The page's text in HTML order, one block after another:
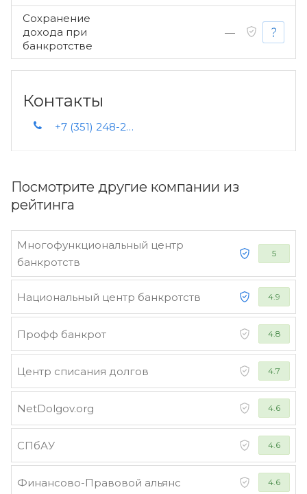
Посмотрите другие компании из
рейтинга
Многофункциональный центр
банкротств
5
Национальный центр банкротств 4.9
Профф банкрот 4.8
Центр списания долгов 4.7
NetDolgov.org 4.6
СПбАУ 4.6
Финансово-Правовой альянс 4.6
Сохранение
дохода при
банкротстве
—
Контакты
+7 (351) 248-23-37 +7 (351) 211-30-61 +7 (351) 235-75-55 +7 (351) 257-74-89 +7 358 153-42-23 +7 952 517-85-47